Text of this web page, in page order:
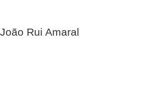
João Rui Amaral